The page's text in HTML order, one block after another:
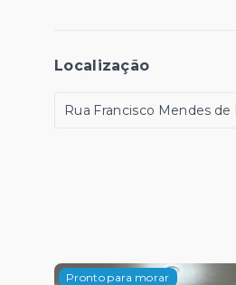
Localização
Rua Francisco Mendes
Pronto para morar